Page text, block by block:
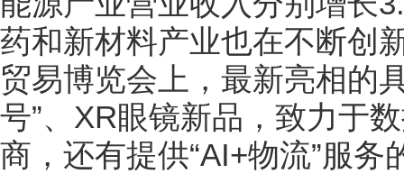
药和新材料产业也在不断创
贸易博览会上，最新亮相的
号”、XR眼镜新品，致力于
商，还有提供“AI+物流”服务